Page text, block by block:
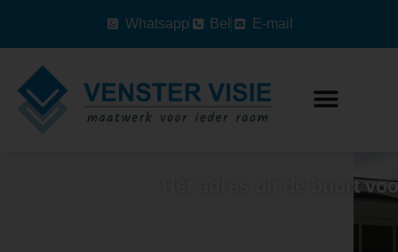
Whatsapp Bel E-mail
Hèt adres uit de buurt